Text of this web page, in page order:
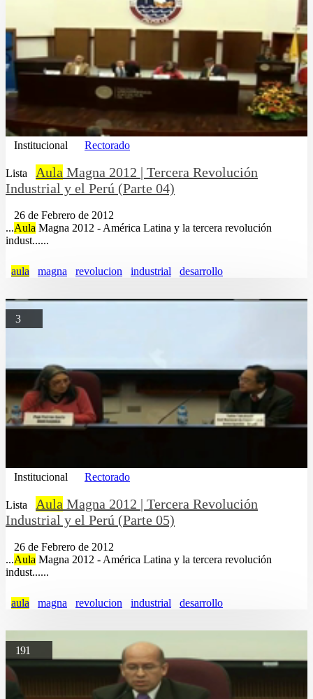
Institucional Rectorado
Lista Aula Magna 2012 | Tercera Revolución
Industrial y el Perú (Parte 04)
26 de Febrero de 2012
...Aula Magna 2012 - América Latina y la tercera revolución
indust......
aula magna revolucion industrial desarrollo
3
Institucional Rectorado
Lista Aula Magna 2012 | Tercera Revolución
Industrial y el Perú (Parte 05)
26 de Febrero de 2012
...Aula Magna 2012 - América Latina y la tercera revolución
indust......
aula magna revolucion industrial desarrollo
191